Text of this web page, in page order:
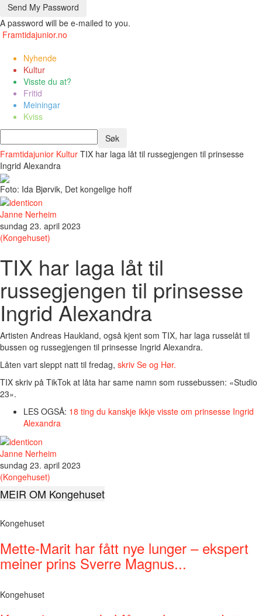
A password will be e-mailed to you.
Framtidajunior.no
Nyhende
Kultur
Visste du at?
Fritid
Meiningar
Kviss
Framtidajunior Kultur TIX har laga låt til russegjengen til prinsesse
Ingrid Alexandra
Foto: Ida Bjørvik, Det kongelige hoff
Janne Nerheim
sundag 23. april 2023
(Kongehuset)
TIX har laga låt til
russegjengen til prinsesse
Ingrid Alexandra
Artisten Andreas Haukland, også kjent som TIX, har laga russelåt til
bussen og russegjengen til prinsesse Ingrid Alexandra.
Låten vart sleppt natt til fredag, skriv Se og Hør.
TIX skriv på TikTok at låta har same namn som russebussen: «Studio
23».
LES OGSÅ: 18 ting du kanskje ikkje visste om prinsesse Ingrid
Alexandra
Janne Nerheim
sundag 23. april 2023
(Kongehuset)
MEIR OM Kongehuset
Kongehuset
Mette-Marit har fått nye lunger – ekspert
meiner prins Sverre Magnus...
Kongehuset